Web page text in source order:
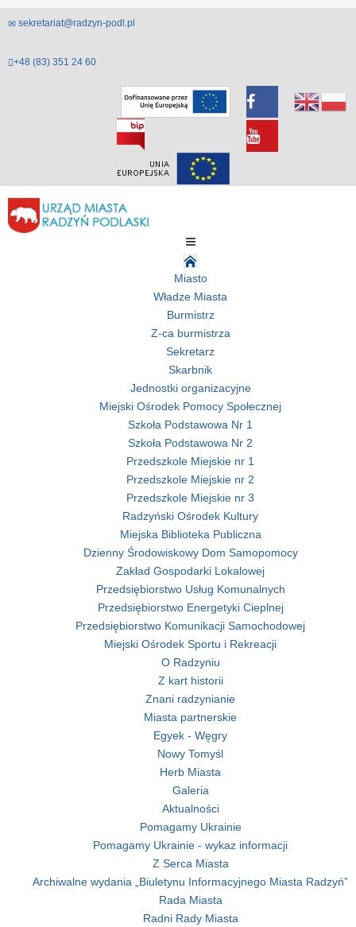
sekretariat@radzyn-podl.pl
+48 (83) 351 24 60
Miasto
Władze Miasta
Burmistrz
Z-ca burmistrza
Sekretarz
Skarbnik
Jednostki organizacyjne
Miejski Ośrodek Pomocy Społecznej
Szkoła Podstawowa Nr 1
Szkoła Podstawowa Nr 2
Przedszkole Miejskie nr 1
Przedszkole Miejskie nr 2
Przedszkole Miejskie nr 3
Radzyński Ośrodek Kultury
Miejska Biblioteka Publiczna
Dzienny Środowiskowy Dom Samopomocy
Zakład Gospodarki Lokalowej
Przedsiębiorstwo Usług Komunalnych
Przedsiębiorstwo Energetyki Cieplnej
Przedsiębiorstwo Komunikacji Samochodowej
Miejski Ośrodek Sportu i Rekreacji
O Radzyniu
Z kart historii
Znani radzynianie
Miasta partnerskie
Egyek - Węgry
Nowy Tomyśl
Herb Miasta
Galeria
Aktualności
Pomagamy Ukrainie
Pomagamy Ukrainie - wykaz informacji
Z Serca Miasta
Archiwalne wydania „Biuletynu Informacyjnego Miasta Radzyń”
Rada Miasta
Radni Rady Miasta